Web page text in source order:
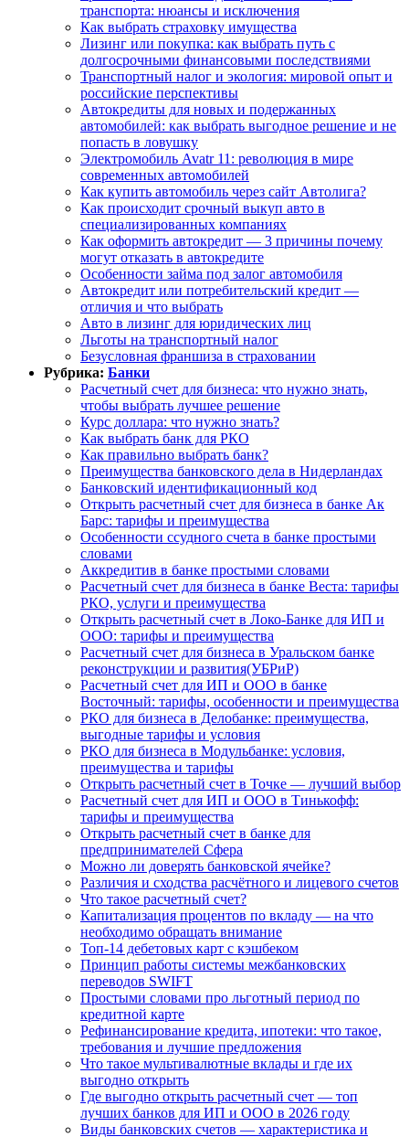
транспорта: нюансы и исключения
Как выбрать страховку имущества
Лизинг или покупка: как выбрать путь с
долгосрочными финансовыми последствиями
Транспортный налог и экология: мировой опыт и
российские перспективы
Автокредиты для новых и подержанных
автомобилей: как выбрать выгодное решение и не
попасть в ловушку
Электромобиль Avatr 11: революция в мире
современных автомобилей
Как купить автомобиль через сайт Автолига?
Как происходит срочный выкуп авто в
специализированных компаниях
Как оформить автокредит — 3 причины почему
могут отказать в автокредите
Особенности займа под залог автомобиля
Автокредит или потребительский кредит —
отличия и что выбрать
Авто в лизинг для юридических лиц
Льготы на транспортный налог
Безусловная франшиза в страховании
Рубрика: Банки
Расчетный счет для бизнеса: что нужно знать,
чтобы выбрать лучшее решение
Курс доллара: что нужно знать?
Как выбрать банк для РКО
Как правильно выбрать банк?
Преимущества банковского дела в Нидерландах
Банковский идентификационный код
Открыть расчетный счет для бизнеса в банке Ак
Барс: тарифы и преимущества
Особенности ссудного счета в банке простыми
словами
Аккредитив в банке простыми словами
Расчетный счет для бизнеса в банке Веста: тарифы
РКО, услуги и преимущества
Открыть расчетный счет в Локо-Банке для ИП и
ООО: тарифы и преимущества
Расчетный счет для бизнеса в Уральском банке
реконструкции и развития(УБРиР)
Расчетный счет для ИП и ООО в банке
Восточный: тарифы, особенности и преимущества
РКО для бизнеса в Делобанке: преимущества,
выгодные тарифы и условия
РКО для бизнеса в Модульбанке: условия,
преимущества и тарифы
Открыть расчетный счет в Точке — лучший выбор
Расчетный счет для ИП и ООО в Тинькофф:
тарифы и преимущества
Открыть расчетный счет в банке для
предпринимателей Сфера
Можно ли доверять банковской ячейке?
Различия и сходства расчётного и лицевого счетов
Что такое расчетный счет?
Капитализация процентов по вкладу — на что
необходимо обращать внимание
Топ-14 дебетовых карт с кэшбеком
Принцип работы системы межбанковских
переводов SWIFT
Простыми словами про льготный период по
кредитной карте
Рефинансирование кредита, ипотеки: что такое,
требования и лучшие предложения
Что такое мультивалютные вклады и где их
выгодно открыть
Где выгодно открыть расчетный счет — топ
лучших банков для ИП и ООО в 2026 году
Виды банковских счетов — характеристика и